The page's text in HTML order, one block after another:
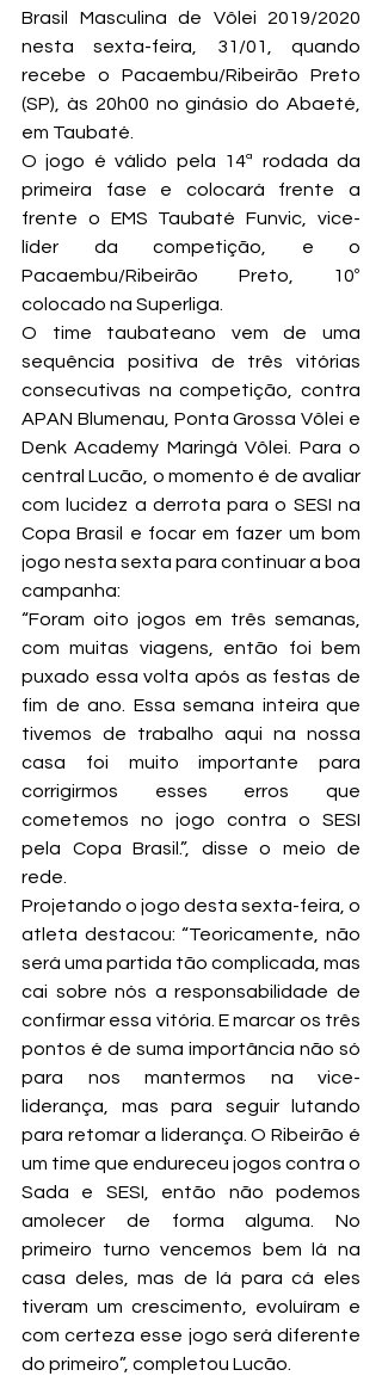
Brasil Masculina de Vôlei 2019/2020
nesta sexta-feira, 31/01, quando
recebe o Pacaembu/Ribeirão Preto
(SP), às 20h00 no ginásio do Abaeté,
em Taubaté.
O jogo é válido pela 14ª rodada da
primeira fase e colocará frente a
frente o EMS Taubaté Funvic, vice-
líder da competição, e o
Pacaembu/Ribeirão Preto, 10º
colocado na Superliga.
O time taubateano vem de uma
sequência positiva de três vitórias
consecutivas na competição, contra
APAN Blumenau, Ponta Grossa Vôlei e
Denk Academy Maringá Vôlei. Para o
central Lucão, o momento é de avaliar
com lucidez a derrota para o SESI na
Copa Brasil e focar em fazer um bom
jogo nesta sexta para continuar a boa
campanha:
“Foram oito jogos em três semanas,
com muitas viagens, então foi bem
puxado essa volta após as festas de
fim de ano. Essa semana inteira que
tivemos de trabalho aqui na nossa
casa foi muito importante para
corrigirmos esses erros que
cometemos no jogo contra o SESI
pela Copa Brasil.”, disse o meio de
rede.
Projetando o jogo desta sexta-feira, o
atleta destacou: “Teoricamente, não
será uma partida tão complicada, mas
cai sobre nós a responsabilidade de
confirmar essa vitória. E marcar os três
pontos é de suma importância não só
para nos mantermos na vice-
liderança, mas para seguir lutando
para retomar a liderança. O Ribeirão é
um time que endureceu jogos contra o
Sada e SESI, então não podemos
amolecer de forma alguma. No
primeiro turno vencemos bem lá na
casa deles, mas de lá para cá eles
tiveram um crescimento, evoluíram e
com certeza esse jogo será diferente
do primeiro”, completou Lucão.